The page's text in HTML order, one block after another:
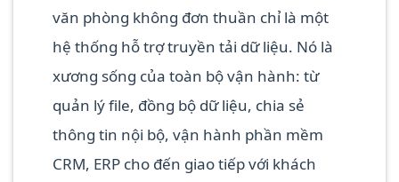
văn phòng không đơn thuần chỉ là một
hệ thống hỗ trợ truyền tải dữ liệu. Nó là
xương sống của toàn bộ vận hành: từ
quản lý file, đồng bộ dữ liệu, chia sẻ
thông tin nội bộ, vận hành phần mềm
CRM, ERP cho đến giao tiếp với khách